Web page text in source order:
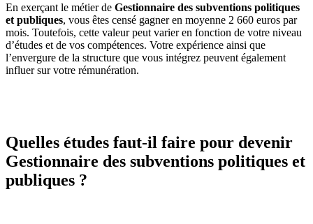
En exerçant le métier de Gestionnaire des subventions politiques
et publiques, vous êtes censé gagner en moyenne 2 660 euros par
mois. Toutefois, cette valeur peut varier en fonction de votre niveau
d’études et de vos compétences. Votre expérience ainsi que
l’envergure de la structure que vous intégrez peuvent également
influer sur votre rémunération.
Quelles études faut-il faire pour devenir
Gestionnaire des subventions politiques et
publiques ?